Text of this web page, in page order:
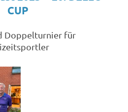
CUP
Doppelturnier für